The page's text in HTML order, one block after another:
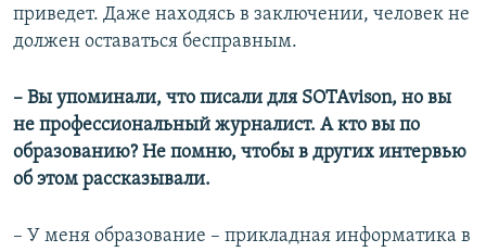
приведет. Даже находясь в заключении, человек не
должен оставаться бесправным.
– Вы упоминали, что писали для SOTAvison, но вы
не профессиональный журналист. А кто вы по
образованию? Не помню, чтобы в других интервью
об этом рассказывали.
– У меня образование – прикладная информатика в